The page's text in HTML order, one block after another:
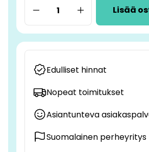
Lisää
Edulliset hinnat
Nopeat toimitukset
Asiantunteva
Suomalainen perheyritys